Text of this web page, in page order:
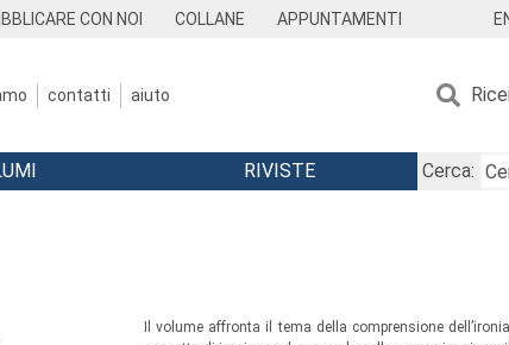
CON NOI COLLANE APPUNTAMENTI
contatti aiuto
RIVISTE
Cerca:
Il volume affronta il tema della comprensione